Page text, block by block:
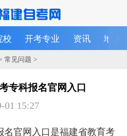
校 开考专业 资讯 地区
常见问题 >
专科报名官网入口
01 15:27
名官网入口是福建省教育考